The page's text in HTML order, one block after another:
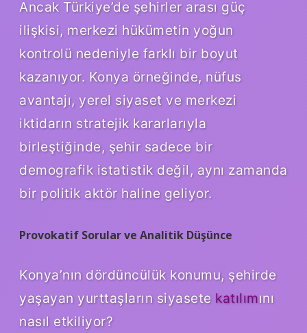
Ancak Türkiye’de şehirler arası güç
ilişkisi, merkezi hükümetin yoğun
kontrolü nedeniyle farklı bir boyut
kazanıyor. Konya örneğinde, nüfus
avantajı, yerel siyaset ve merkezi
iktidarın stratejik kararlarıyla
birleştiğinde, şehir sadece bir
demografik istatistik değil, aynı zamanda
bir politik aktör haline geliyor.
Provokatif Sorular ve Analitik Düşünce
Konya’nın dördüncülük konumu, şehirde
yaşayan yurttaşların siyasete katılımını
nasıl etkiliyor?